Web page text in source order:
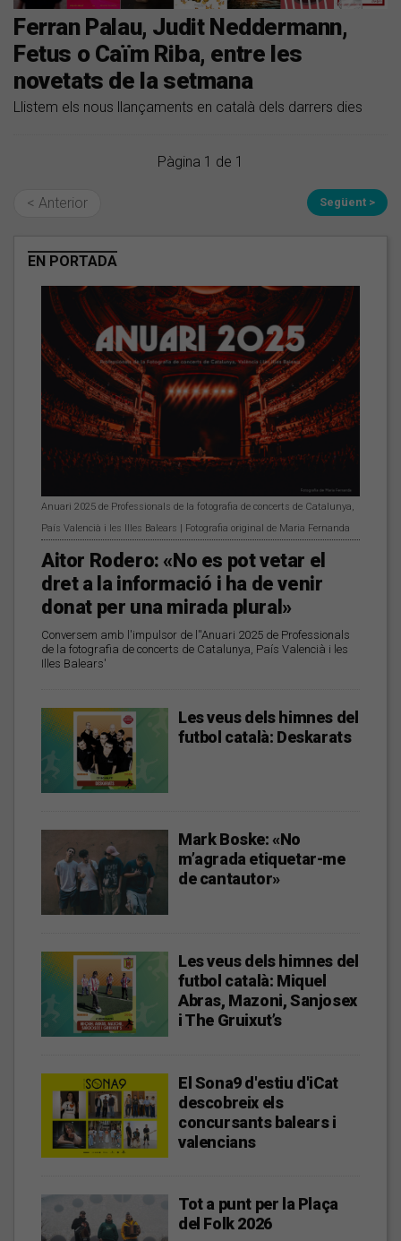
Ferran Palau, Judit Neddermann,
Fetus o Caïm Riba, entre les
novetats de la setmana
Llistem els nous llançaments en català dels darrers dies
Pàgina 1 de 1
< Anterior Següent >
EN PORTADA
Anuari 2025 de Professionals de la fotografia de concerts de Catalunya,
País Valencià i les Illes Balears | Fotografia original de Maria Fernanda
Aitor Rodero: «No es pot vetar el
dret a la informació i ha de venir
donat per una mirada plural»
Conversem amb l'impulsor de l''Anuari 2025 de Professionals
de la fotografia de concerts de Catalunya, País Valencià i les
Illes Balears'
Les veus dels himnes del
futbol català: Deskarats
Mark Boske: «No
m’agrada etiquetar-me
de cantautor»
Les veus dels himnes del
futbol català: Miquel
Abras, Mazoni, Sanjosex
i The Gruixut’s
El Sona9 d'estiu d'iCat
descobreix els
concursants balears i
valencians
Tot a punt per la Plaça
del Folk 2026